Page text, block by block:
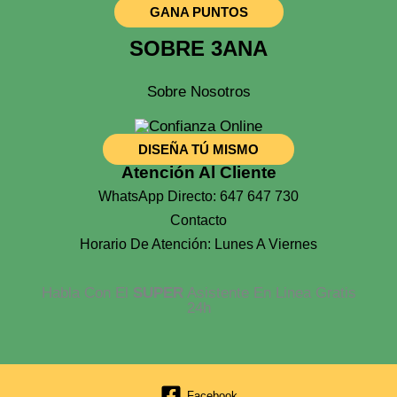
GANA PUNTOS
SOBRE 3ANA
Sobre Nosotros
DISEÑA TÚ MISMO
Atención Al Cliente
WhatsApp Directo: 647 647 730
Contacto
Horario De Atención: Lunes A Viernes
Habla Con El SUPERAsistente En Linea Gratis
24h